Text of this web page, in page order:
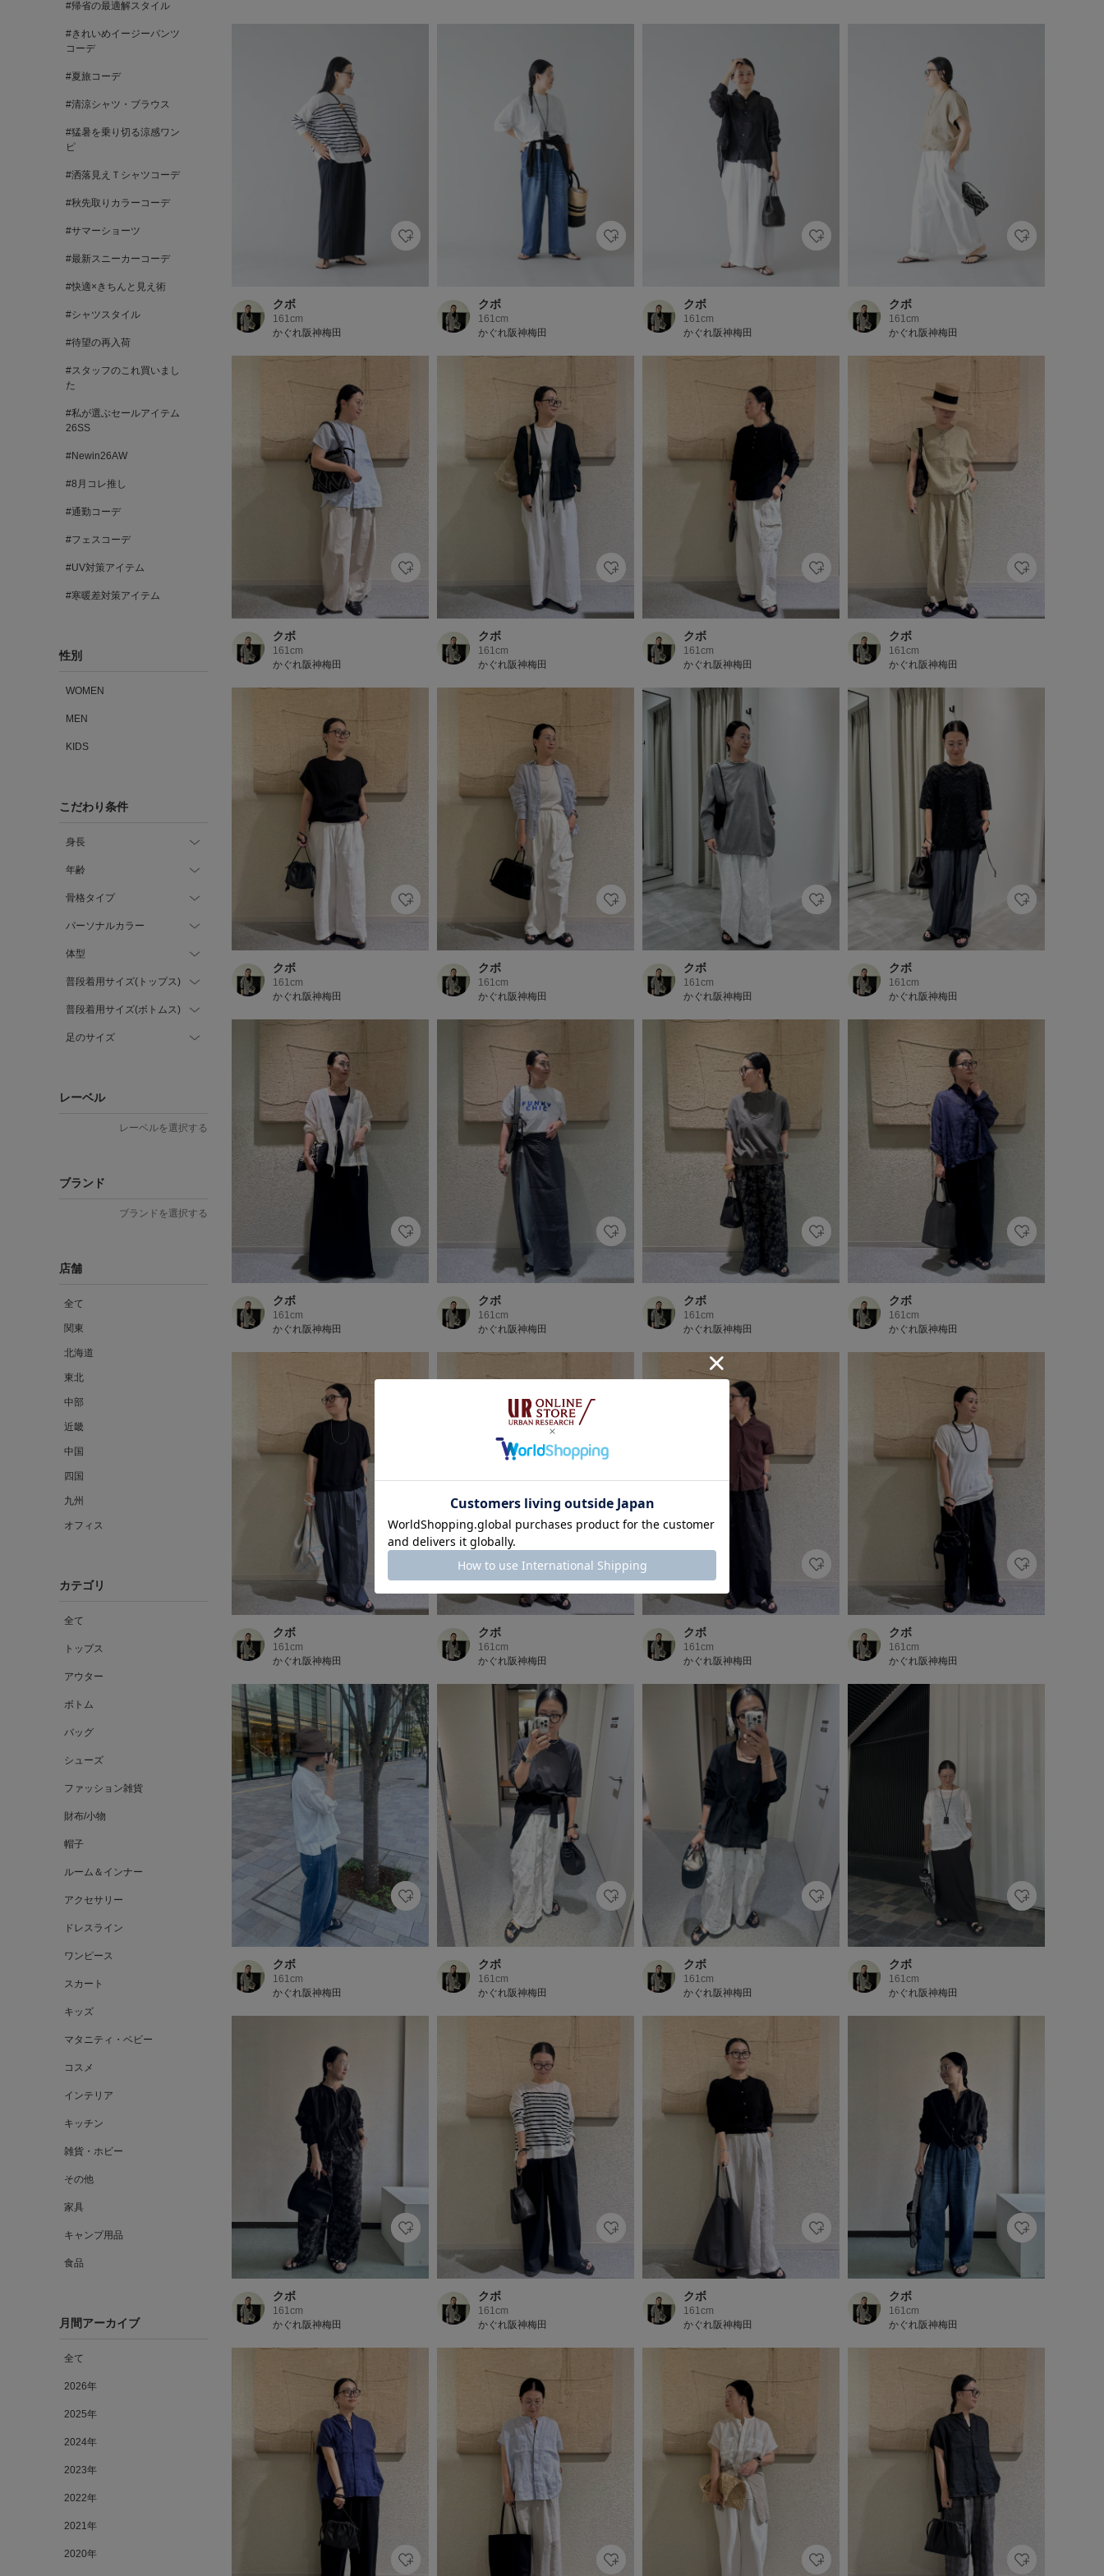
#帰省の最適解スタイル
#きれいめイージーパンツ
コーデ
#夏旅コーデ
#清涼シャツ・ブラウス
#猛暑を乗り切る涼感ワン
ピ
#洒落見えＴシャツコーデ
#秋先取りカラーコーデ
#サマーショーツ
#最新スニーカーコーデ
#快適×きちんと見え術
#シャツスタイル
#待望の再入荷
#スタッフのこれ買いまし
た
#私が選ぶセールアイテム
26SS
#Newin26AW
#8月コレ推し
#通勤コーデ
#フェスコーデ
#UV対策アイテム
#寒暖差対策アイテム
性別
WOMEN
MEN
KIDS
こだわり条件
身長
年齢
骨格タイプ
パーソナルカラー
体型
普段着用サイズ(トップス)
普段着用サイズ(ボトムス)
足のサイズ
レーベル
レーベルを選択する
ブランド
ブランドを選択する
店舗
全て
関東
北海道
東北
中部
近畿
中国
四国
九州
オフィス
カテゴリ
全て
トップス
アウター
ボトム
バッグ
シューズ
ファッション雑貨
財布/小物
帽子
ルーム＆インナー
アクセサリー
ドレスライン
ワンピース
スカート
キッズ
マタニティ・ベビー
コスメ
インテリア
キッチン
雑貨・ホビー
その他
家具
キャンプ用品
食品
月間アーカイブ
全て
2026年
2025年
2024年
2023年
2022年
2021年
2020年
クボ
161cm
かぐれ阪神梅田
クボ
161cm
かぐれ阪神梅田
クボ
161cm
かぐれ阪神梅田
クボ
161cm
かぐれ阪神梅田
クボ
161cm
かぐれ阪神梅田
クボ
161cm
かぐれ阪神梅田
クボ
161cm
かぐれ阪神梅田
クボ
161cm
かぐれ阪神梅田
クボ
161cm
かぐれ阪神梅田
クボ
161cm
かぐれ阪神梅田
クボ
161cm
かぐれ阪神梅田
クボ
161cm
かぐれ阪神梅田
クボ
161cm
かぐれ阪神梅田
クボ
161cm
かぐれ阪神梅田
クボ
161cm
かぐれ阪神梅田
クボ
161cm
かぐれ阪神梅田
クボ
161cm
かぐれ阪神梅田
クボ
161cm
かぐれ阪神梅田
クボ
161cm
かぐれ阪神梅田
クボ
161cm
かぐれ阪神梅田
クボ
161cm
かぐれ阪神梅田
クボ
161cm
かぐれ阪神梅田
クボ
161cm
かぐれ阪神梅田
クボ
161cm
かぐれ阪神梅田
クボ
161cm
かぐれ阪神梅田
クボ
161cm
かぐれ阪神梅田
クボ
161cm
かぐれ阪神梅田
クボ
161cm
かぐれ阪神梅田